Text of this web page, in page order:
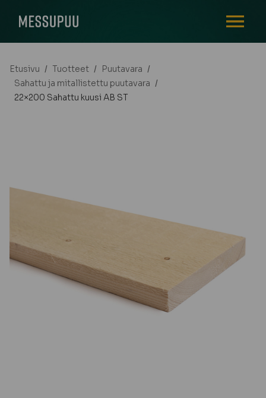
Etusivu / Tuotteet / Puutavara /
Sahattu ja mitallistettu puutavara /
22×200 Sahattu kuusi AB ST